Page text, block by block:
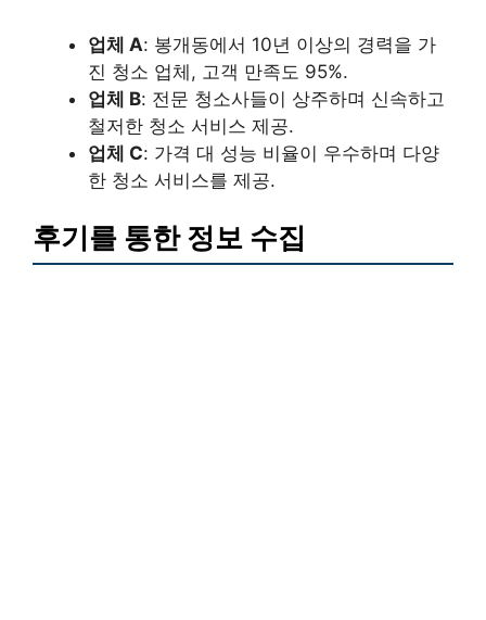
업체 A: 봉개동에서 10년 이상의 경력을 가
진 청소 업체, 고객 만족도 95%.
업체 B: 전문 청소사들이 상주하며 신속하고
철저한 청소 서비스 제공.
업체 C: 가격 대 성능 비율이 우수하며 다양
한 청소 서비스를 제공.
후기를 통한 정보 수집